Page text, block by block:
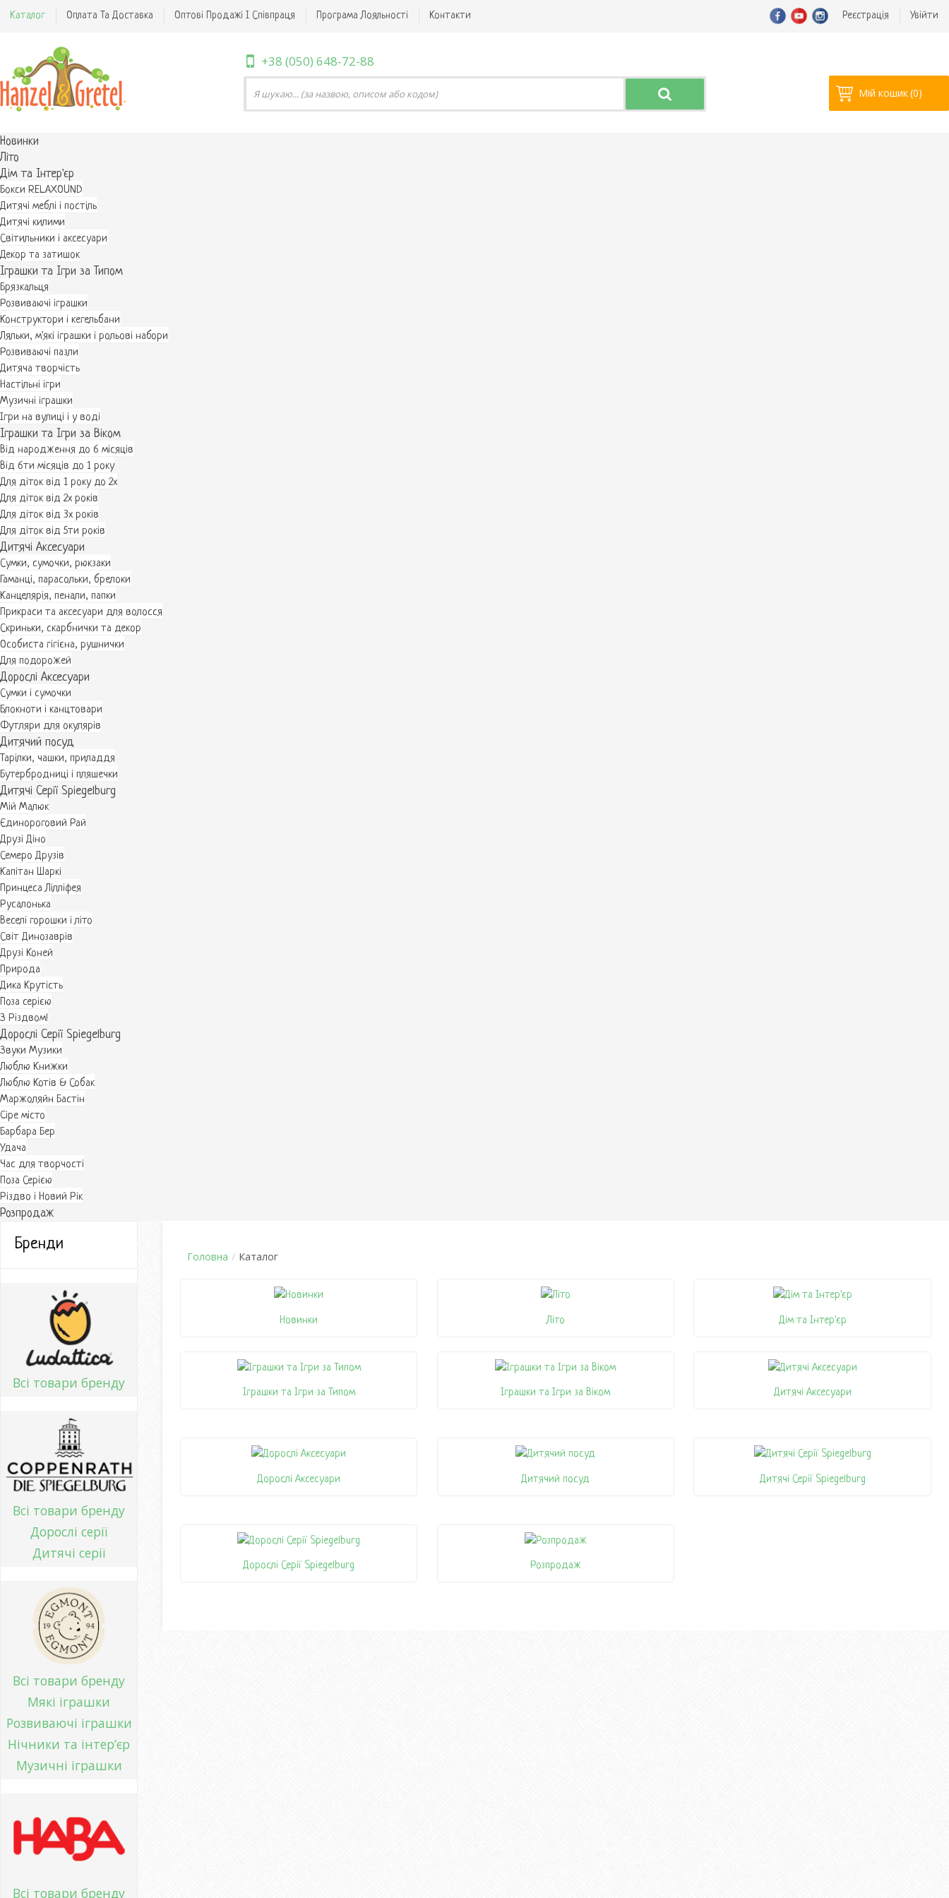
Каталог Оплата Та Доставка Оптові Продажі І Співпраця Програма Лояльності Контакти Реєстрація Увійти
+38 (050) 648-72-88
Мій кошик(0)
Новинки
Літо
Дім та Інтер'єр
Бокси RELAXOUND
Дитячі меблі і постіль
Дитячі килими
Світильники і аксесуари
Декор та затишок
Іграшки та Ігри за Типом
Брязкальця
Розвиваючі іграшки
Конструктори і кегельбани
Ляльки, м'які іграшки і рольові набори
Розвиваючі пазли
Дитяча творчість
Настільні ігри
Музичні іграшки
Ігри на вулиці і у воді
Іграшки та Ігри за Віком
Від народження до 6 місяців
Від 6ти місяців до 1 року
Для діток від 1 року до 2х
Для діток від 2х років
Для діток від 3х років
Для діток від 5ти років
Дитячі Аксесуари
Сумки, сумочки, рюкзаки
Гаманці, парасольки, брелоки
Канцелярія, пенали, папки
Прикраси та аксесуари для волосся
Скриньки, скарбнички та декор
Особиста гігієна, рушнички
Для подорожей
Дорослі Аксесуари
Сумки і сумочки
Блокноти і канцтовари
Футляри для окулярів
Дитячий посуд
Тарілки, чашки, приладдя
Бутербродниці і пляшечки
Дитячі Серії Spiegelburg
Мій Малюк
Єдинороговий Рай
Друзі Діно
Семеро Друзів
Капітан Шаркі
Принцеса Лілліфея
Русалонька
Веселі горошки і літо
Світ Динозаврів
Друзі Коней
Природа
Дика Крутість
Поза серією
З Різдвом!
Дорослі Серії Spiegelburg
Звуки Музики
Люблю Книжки
Люблю Котів & Собак
Маржоляйн Бастін
Cіре місто
Барбара Бер
Удача
Час для творчості
Поза Серією
Різдво і Новий Рік
Розпродаж
Бренди
Всі товари бренду
Всі товари бренду
Дорослі серії
Дитячі серії
Всі товари бренду
Мякі іграшки
Розвиваючі іграшки
Нічники та інтер’єр
Музичні іграшки
Всі товари бренду
Головна / Каталог
Новинки Літо Дім та Інтер'єр
Іграшки та Ігри за Типом Іграшки та Ігри за Віком Дитячі Аксесуари
Дорослі Аксесуари Дитячий посуд Дитячі Серії Spiegelburg
Дорослі Серії Spiegelburg Розпродаж